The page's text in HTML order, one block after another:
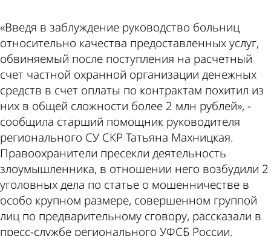
«Введя в заблуждение руководство больниц
относительно качества предоставленных услуг,
обвиняемый после поступления на расчетный
счет частной охранной организации денежных
средств в счет оплаты по контрактам похитил из
них в общей сложности более 2 млн рублей», -
сообщила старший помощник руководителя
регионального СУ СКР Татьяна Махницкая.
Правоохранители пресекли деятельность
злоумышленника, в отношении него возбудили 2
уголовных дела по статье о мошенничестве в
особо крупном размере, совершенном группой
лиц по предварительному сговору, рассказали в
пресс-службе регионального УФСБ России.